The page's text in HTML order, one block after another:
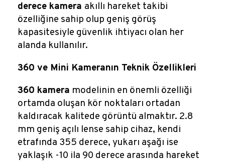
derece kamera akıllı hareket takibi
özelliğine sahip olup geniş görüş
kapasitesiyle güvenlik ihtiyacı olan her
alanda kullanılır.
360 ve Mini Kameranın Teknik Özellikleri
360 kamera modelinin en önemli özelliği
ortamda oluşan kör noktaları ortadan
kaldıracak kalitede görüntü almaktır. 2.8
mm geniş açılı lense sahip cihaz, kendi
etrafında 355 derece, yukarı aşağı ise
yaklaşık -10 ila 90 derece arasında hareket